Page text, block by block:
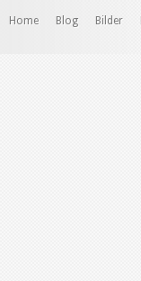
Home Blog Bilder